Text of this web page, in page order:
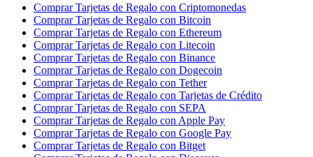
Comprar Tarjetas de Regalo con Criptomonedas
Comprar Tarjetas de Regalo con Bitcoin
Comprar Tarjetas de Regalo con Ethereum
Comprar Tarjetas de Regalo con Litecoin
Comprar Tarjetas de Regalo con Binance
Comprar Tarjetas de Regalo con Dogecoin
Comprar Tarjetas de Regalo con Tether
Comprar Tarjetas de Regalo con Tarjetas de Crédito
Comprar Tarjetas de Regalo con SEPA
Comprar Tarjetas de Regalo con Apple Pay
Comprar Tarjetas de Regalo con Google Pay
Comprar Tarjetas de Regalo con Bitget